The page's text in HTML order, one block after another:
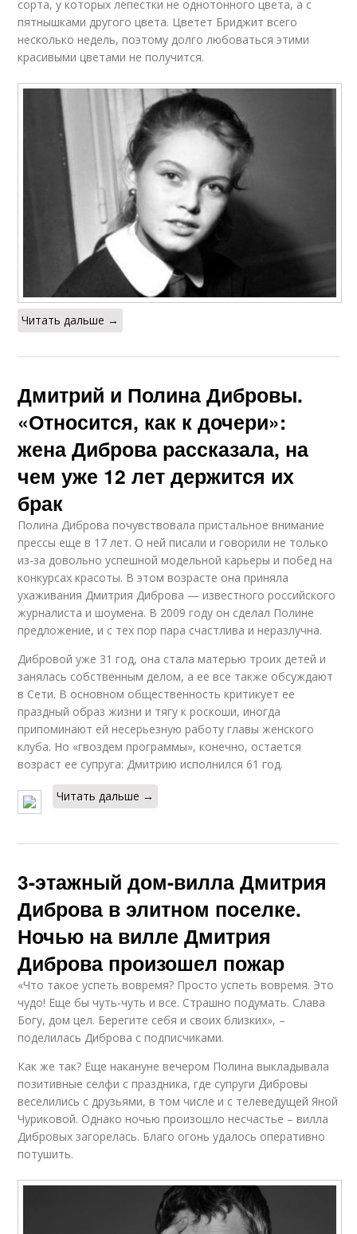
сорта, у которых лепестки не однотонного цвета, а с
пятнышками другого цвета. Цветет Бриджит всего
несколько недель, поэтому долго любоваться этими
красивыми цветами не получится.
Читать дальше →
Дмитрий и Полина Дибровы.
«Относится, как к дочери»:
жена Диброва рассказала, на
чем уже 12 лет держится их
брак
Полина Диброва почувствовала пристальное внимание
прессы еще в 17 лет. О ней писали и говорили не только
из-за довольно успешной модельной карьеры и побед на
конкурсах красоты. В этом возрасте она приняла
ухаживания Дмитрия Диброва — известного российского
журналиста и шоумена. В 2009 году он сделал Полине
предложение, и с тех пор пара счастлива и неразлучна.
Дибровой уже 31 год, она стала матерью троих детей и
занялась собственным делом, а ее все также обсуждают
в Сети. В основном общественность критикует ее
праздный образ жизни и тягу к роскоши, иногда
припоминают ей несерьезную работу главы женского
клуба. Но «гвоздем программы», конечно, остается
возраст ее супруга: Дмитрию исполнился 61 год.
Читать дальше →
3-этажный дом-вилла Дмитрия
Диброва в элитном поселке.
Ночью на вилле Дмитрия
Диброва произошел пожар
«Что такое успеть вовремя? Просто успеть вовремя. Это
чудо! Еще бы чуть-чуть и все. Страшно подумать. Слава
Богу, дом цел. Берегите себя и своих близких», –
поделилась Диброва с подписчиками.
Как же так? Еще накануне вечером Полина выкладывала
позитивные селфи с праздника, где супруги Дибровы
веселились с друзьями, в том числе и с телеведущей Яной
Чуриковой. Однако ночью произошло несчастье – вилла
Дибровых загорелась. Благо огонь удалось оперативно
потушить.